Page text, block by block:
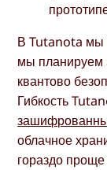
В Tutanota мы
мы планируем
квантово
Гибкость
облачное
гораздо